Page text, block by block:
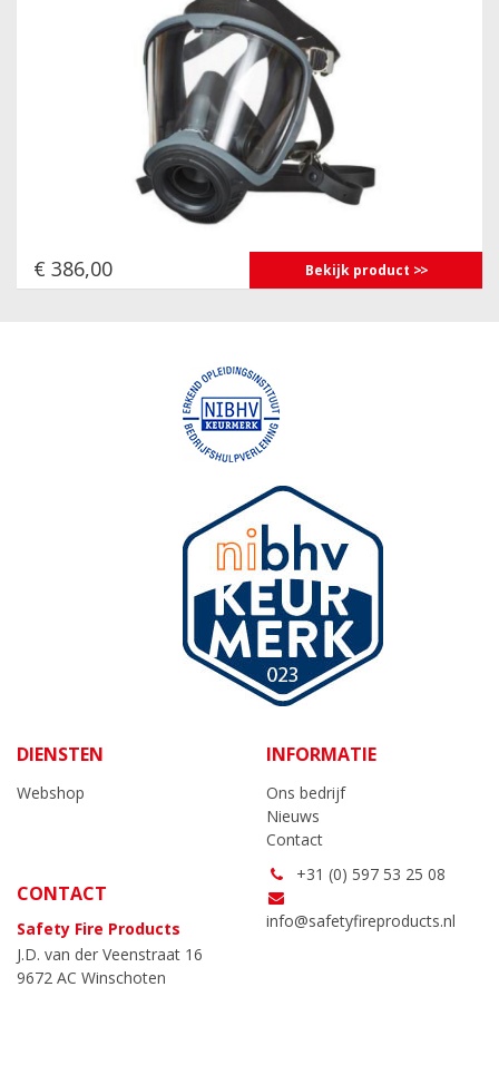
€ 386,00 Bekijk product
DIENSTEN
Webshop
INFORMATIE
Ons bedrijf
Nieuws
Contact
CONTACT
Safety Fire Products
J.D. van der Veenstraat 16
9672 AC Winschoten
+31 (0) 597 53 25 08
info@safetyfireproducts.nl